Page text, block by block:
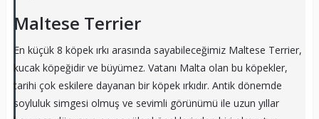
Maltese Terrier
En küçük 8 köpek ırkı arasında sayabileceğimiz Maltese Terrier,
kucak köpeğidir ve büyümez. Vatanı Malta olan bu köpekler,
tarihi çok eskilere dayanan bir köpek ırkıdır. Antik dönemde
soyluluk simgesi olmuş ve sevimli görünümü ile uzun yıllar